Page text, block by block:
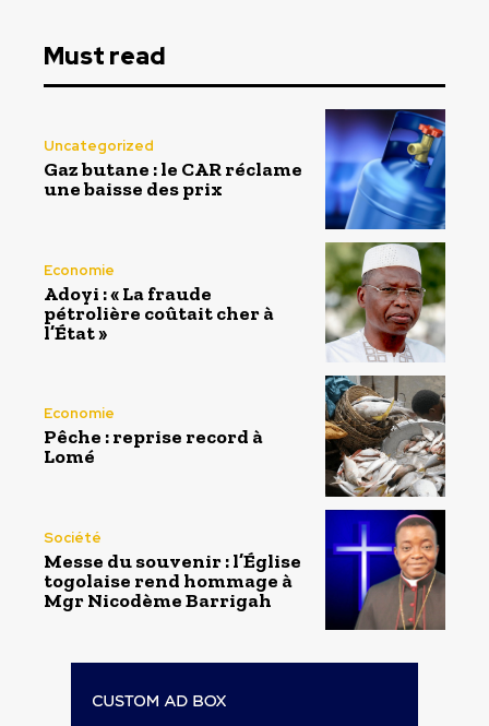
Must read
Uncategorized
Gaz butane : le CAR réclame
une baisse des prix
Economie
Adoyi : « La fraude
pétrolière coûtait cher à
l’État »
Economie
Pêche : reprise record à
Lomé
Société
Messe du souvenir : l’Église
togolaise rend hommage à
Mgr Nicodème Barrigah